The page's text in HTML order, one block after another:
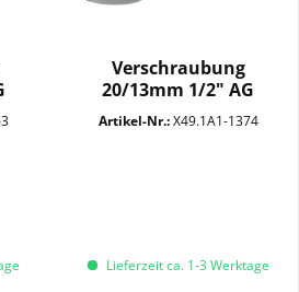
Verschraubung
20/13mm 1/2" AG
SW10+22 MC
Artikel-Nr.:X49.1A1-1374
Lieferzeit ca. 1-3 Werktage